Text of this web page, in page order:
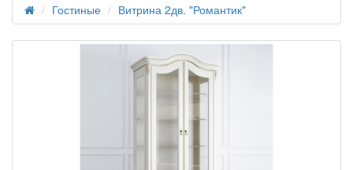
Гостиные Витрина 2дв. "Романтик"